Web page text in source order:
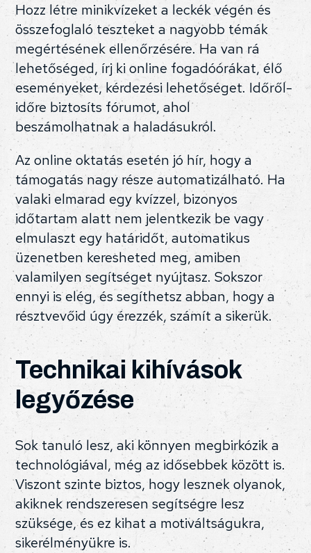
Hozz létre minikvízeket a leckék végén és
összefoglaló teszteket a nagyobb témák
megértésének ellenőrzésére. Ha van rá
lehetőséged, írj ki online fogadóórákat, élő
eseményeket, kérdezési lehetőséget. Időről-
időre biztosíts fórumot, ahol
beszámolhatnak a haladásukról.
Az online oktatás esetén jó hír, hogy a
támogatás nagy része automatizálható. Ha
valaki elmarad egy kvízzel, bizonyos
időtartam alatt nem jelentkezik be vagy
elmulaszt egy határidőt, automatikus
üzenetben keresheted meg, amiben
valamilyen segítséget nyújtasz. Sokszor
ennyi is elég, és segíthetsz abban, hogy a
résztvevőid úgy érezzék, számít a sikerük.
Technikai kihívások
legyőzése
Sok tanuló lesz, aki könnyen megbirkózik a
technológiával, még az idősebbek között is.
Viszont szinte biztos, hogy lesznek olyanok,
akiknek rendszeresen segítségre lesz
szüksége, és ez kihat a motiváltságukra,
sikerélményükre is.